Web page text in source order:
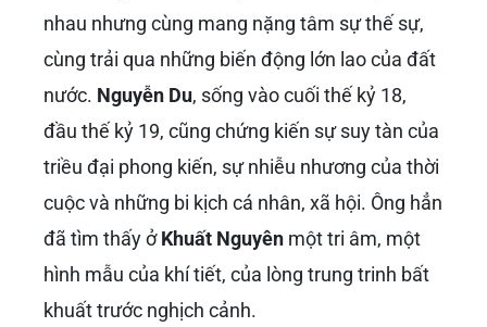
nhau nhưng cùng mang nặng tâm sự thế sự,
cùng trải qua những biến động lớn lao của đất
nước. Nguyễn Du, sống vào cuối thế kỷ 18,
đầu thế kỷ 19, cũng chứng kiến sự suy tàn của
triều đại phong kiến, sự nhiễu nhương của thời
cuộc và những bi kịch cá nhân, xã hội. Ông hẳn
đã tìm thấy ởKhuất Nguyên một tri âm, một
hình mẫu của khí tiết, của lòng trung trinh bất
khuất trước nghịch cảnh.